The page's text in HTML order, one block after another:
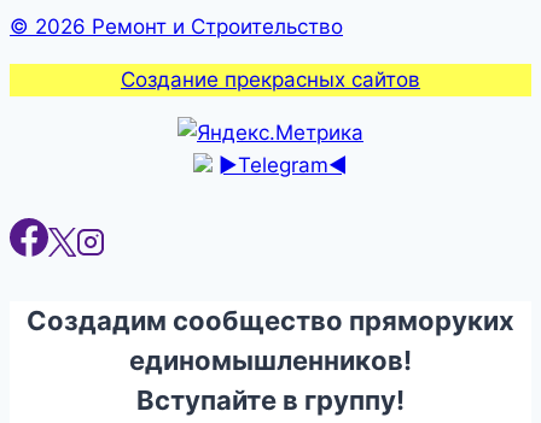
© 2026 Ремонт и Строительство
Создание прекрасных сайтов
►Telegram◄
Создадим сообщество пряморуких
единомышленников!
Вступайте в группу!